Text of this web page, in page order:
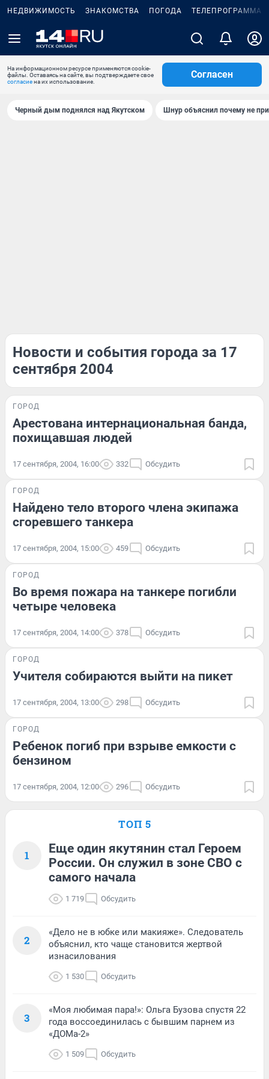
НЕДВИЖИМОСТЬ ЗНАКОМСТВА ПОГОДА ТЕЛЕПРОГРАММА
На информационном ресурсе применяются cookie-
файлы. Оставаясь на сайте, вы подтверждаете свое
согласиена их использование.
Согласен
Черный дым поднялся над Якутском Шнур объяснил почему не
Новости и события города за 17
сентября 2004
ГОРОД
Арестована интернациональная банда,
похищавшая людей
17 сентября, 2004, 16:00 332 Обсудить
ГОРОД
Найдено тело второго члена экипажа
сгоревшего танкера
17 сентября, 2004, 15:00 459 Обсудить
ГОРОД
Во время пожара на танкере погибли
четыре человека
17 сентября, 2004, 14:00 378 Обсудить
ГОРОД
Учителя собираются выйти на пикет
17 сентября, 2004, 13:00 298 Обсудить
ГОРОД
Ребенок погиб при взрыве емкости с
бензином
17 сентября, 2004, 12:00 296 Обсудить
ТОП 5
1
Еще один якутянин стал Героем
России. Он служил в зоне СВО с
самого начала
1 719 Обсудить
2
«Дело не в юбке или макияже». Следователь
объяснил, кто чаще становится жертвой
изнасилования
1 530 Обсудить
3
«Моя любимая пара!»: Ольга Бузова спустя 22
года воссоединилась с бывшим парнем из
«ДОМа-2»
1 509 Обсудить